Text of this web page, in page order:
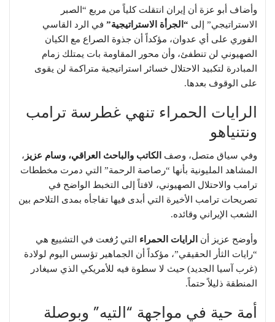
​وأضاف أبو عزة أن إيران انتقلت كلياً من مربع “الصبر
الاستراتيجي” إلى “الجرأة الاستراتيجية” في الرد القاسي
الفوري على أي عدوان، مؤكداً أن جذوة الصراع مع الكيان
الصهيوني لن تنطفئ، وأن محور المقاومة بات يمتلك زمام
المبادرة لتكبيد الاحتلال خسائر استراتيجية متراكمة لن يقوى
على الوقوف بعدها.
​الرايات الحمراء تنهي غطرسة ترامب
ونتنياهو
​وفي سياق متصل، وصف الكاتب والباحث العراقي، وسام عزيز ،
المشاهد المليونية بأنها “رصاصة الرحمة” التي دمرت مخططات
ترامب والاحتلال الصهيوني، لافتاً إلى التخبط الواضح في
تصريحات ترامب الأخيرة التي أبدى فيها تفاجأه بمدى التلاحم بين
الشعب الإيراني وقائده.
​وأوضح عزيز أن الرايات الحمراء التي رُفعت في التشييع هي
“رايات الثأر الحقيقي”، مؤكداً أن الجماهير تؤسس اليوم لولادة
(غرب آسيا الجديد) حيث لا سطوة فيه للأمريكي الذي سيغادر
المنطقة ذليلاً حتماً.
​أمة حية في مواجهة “التيه” وبوصلة